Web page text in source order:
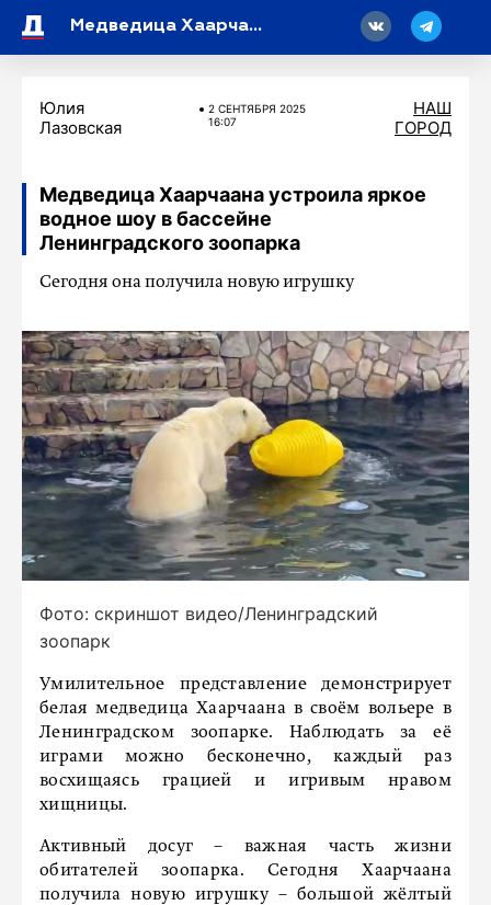
Медведица Хаарчаана устроила яркое водное шоу в бассейне Ленинградского зоопарка
Юлия
Лазовская
2 СЕНТЯБРЯ 2025
16:07
НАШ
ГОРОД
Медведица Хаарчаана устроила яркое
водное шоу в бассейне
Ленинградского зоопарка
Сегодня она получила новую игрушку
Фото: скриншот видео/Ленинградский
зоопарк
Умилительное представление демонстрирует
белая медведица Хаарчаана в своём вольере в
Ленинградском зоопарке. Наблюдать за её
играми можно бесконечно, каждый раз
восхищаясь грацией и игривым нравом
хищницы.
Активный досуг – важная часть жизни
обитателей зоопарка. Сегодня Хаарчаана
получила новую игрушку – большой жёлтый